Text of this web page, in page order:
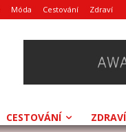
Móda Cestování Zdraví
CESTOVÁNÍ ZDRAVÍ